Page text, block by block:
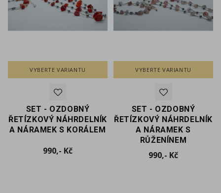
VYBERTE VARIANTU
SET - OZDOBNÝ
ŘETÍZKOVÝ NÁHRDELNÍK
A NÁRAMEK S KORÁLEM
990,- KčCena
VYBERTE VARIANTU
SET - OZDOBNÝ
ŘETÍZKOVÝ NÁHRDELNÍK
A NÁRAMEK S
RŮŽENÍNEM
990,- KčCena